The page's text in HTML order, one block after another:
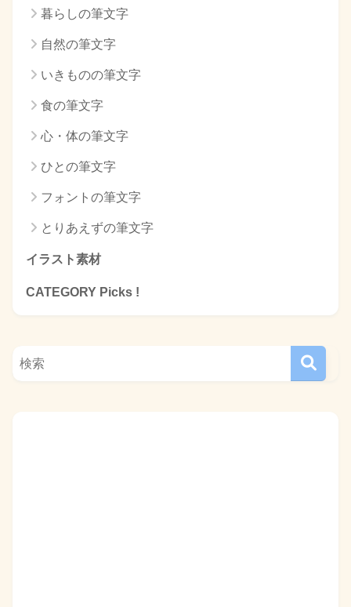
暮らしの筆文字
自然の筆文字
いきものの筆文字
食の筆文字
心・体の筆文字
ひとの筆文字
フォントの筆文字
とりあえずの筆文字
イラスト素材
CATEGORY Picks !